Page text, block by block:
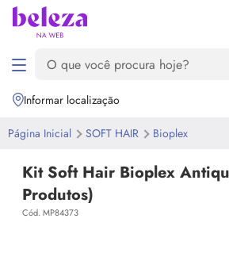
Informar localização
Página Inicial SOFT HAIR Bioplex
Kit Soft Hair Bioplex
Produtos)
Cód. MP84373